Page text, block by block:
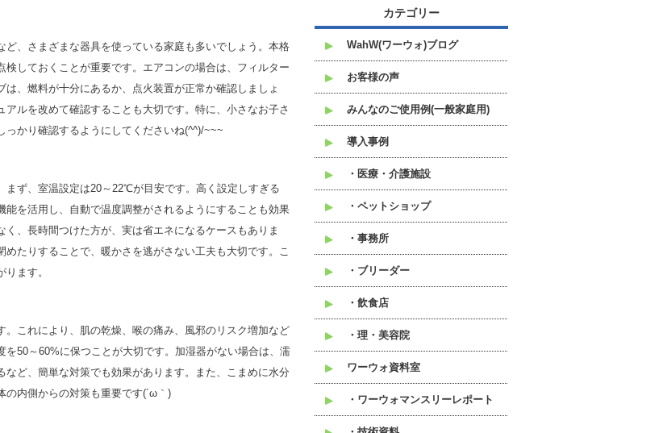
、さまざまな器具を使っている家庭も多いでしょう。本格
しておくことが重要です。エアコンの場合は、フィルター
、燃料が十分にあるか、点火装置が正常か確認しましょ
ルを改めて確認することも大切です。特に、小さなお子さ
かり確認するようにしてくださいね(^^)/~~~
ず、室温設定は20～22℃が目安です。高く設定しすぎる
を活用し、自動で温度調整がされるようにすることも効果
、長時間つけた方が、実は省エネになるケースもありま
たりすることで、暖かさを逃がさない工夫も大切です。こ
ます。
これにより、肌の乾燥、喉の痛み、風邪のリスク増加など
50～60%に保つことが大切です。加湿器がない場合は、濡
ど、簡単な対策でも効果があります。また、こまめに水分
の内側からの対策も重要です(´ω｀)
カテゴリー
WahW(ワーウォ)ブログ
お客様の声
みんなのご使用例(一般家庭用)
導入事例
・医療・介護施設
・ペットショップ
・事務所
・ブリーダー
・飲食店
・理・美容院
ワーウォ資料室
・ワーウォマンスリーレポート